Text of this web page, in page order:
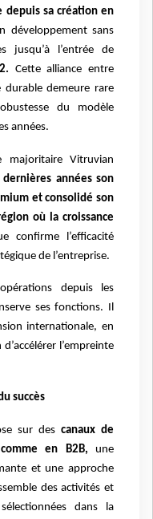
sa création en
développement sans
jusqu’à l’entrée de
Cette alliance entre
durable demeure rare
du modèle
années.
majoritaire Vitruvian
années son
et consolidé son
où la croissance
confirme l’efficacité
de l’entreprise.
depuis les
ses fonctions. Il
internationale, en
l’empreinte
succès
sur des canaux de
en B2B, une
et une approche
des activités et
dans la